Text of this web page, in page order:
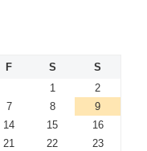
F S
S
1
2
7 8
9
14 15
16
21 22
23